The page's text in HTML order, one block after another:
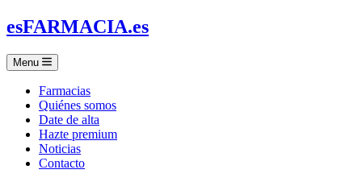
esFARMACIA.es
Menu
Farmacias
Quiénes somos
Date de alta
Hazte premium
Noticias
Contacto